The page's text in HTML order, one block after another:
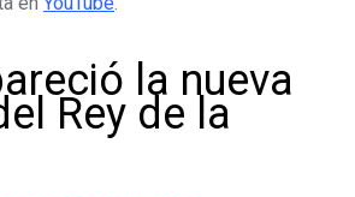
la nueva
Rey de la